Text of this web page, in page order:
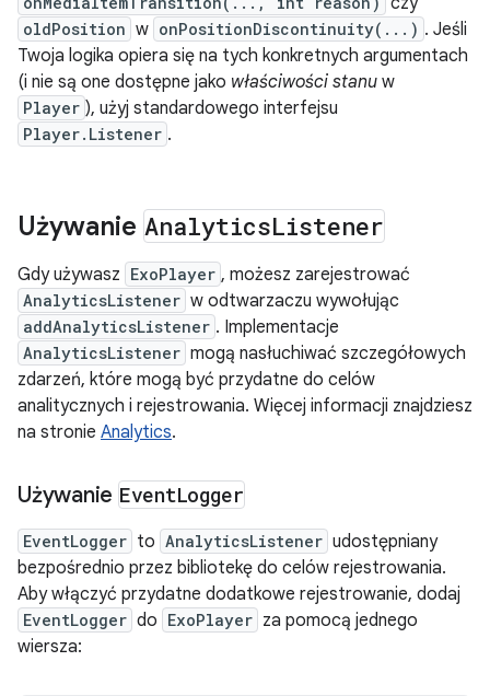
oldPosition w onPositionDiscontinuity(...) . Jeśli
Twoja logika opiera się na tych konkretnych argumentach
(i nie są one dostępne jako właściwości stanu w
Player ), użyj standardowego interfejsu
Player.Listener .
Używanie AnalyticsListener
Gdy używasz ExoPlayer , możesz zarejestrować
AnalyticsListener w odtwarzaczu wywołując
addAnalyticsListener . Implementacje
AnalyticsListener mogą nasłuchiwać szczegółowych
zdarzeń, które mogą być przydatne do celów
analitycznych i rejestrowania. Więcej informacji znajdziesz
na stronie Analytics.
Używanie EventLogger
EventLogger to AnalyticsListener udostępniany
bezpośrednio przez bibliotekę do celów rejestrowania.
Aby włączyć przydatne dodatkowe rejestrowanie, dodaj
EventLogger do ExoPlayer za pomocą jednego
wiersza: